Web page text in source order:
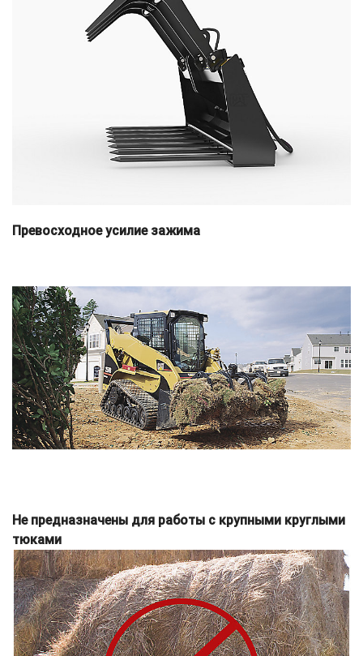
Превосходное усилие зажима
Не предназначены для работы с крупными круглыми
тюками